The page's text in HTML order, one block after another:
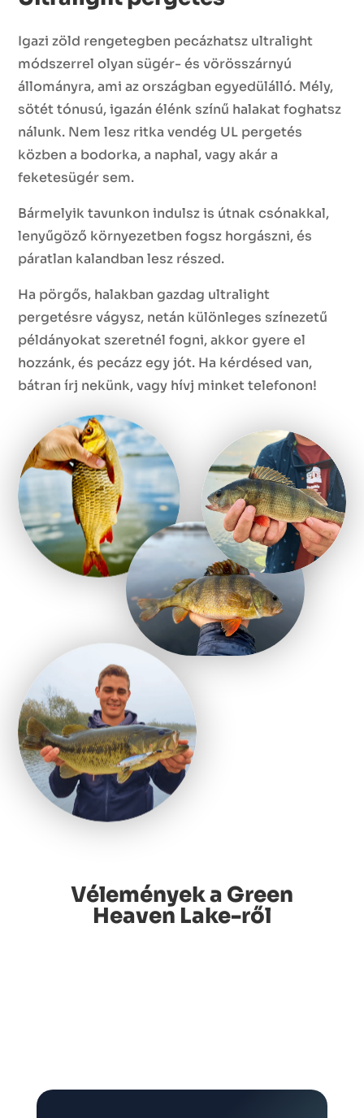
Igazi zöld rengetegben pecázhatsz ultralight
módszerrel olyan sügér- és vörösszárnyú
állományra, ami az országban egyedülálló. Mély,
sötét tónusú, igazán élénk színű halakat foghatsz
nálunk. Nem lesz ritka vendég UL pergetés
közben a bodorka, a naphal, vagy akár a
feketesügér sem.
Bármelyik tavunkon indulsz is útnak csónakkal,
lenyűgöző környezetben fogsz horgászni, és
páratlan kalandban lesz részed.
Ha pörgős, halakban gazdag ultralight
pergetésre vágysz, netán különleges színezetű
példányokat szeretnél fogni, akkor gyere el
hozzánk, és pecázz egy jót. Ha kérdésed van,
bátran írj nekünk, vagy hívj minket telefonon!
Vélemények a Green
Heaven Lake-ről